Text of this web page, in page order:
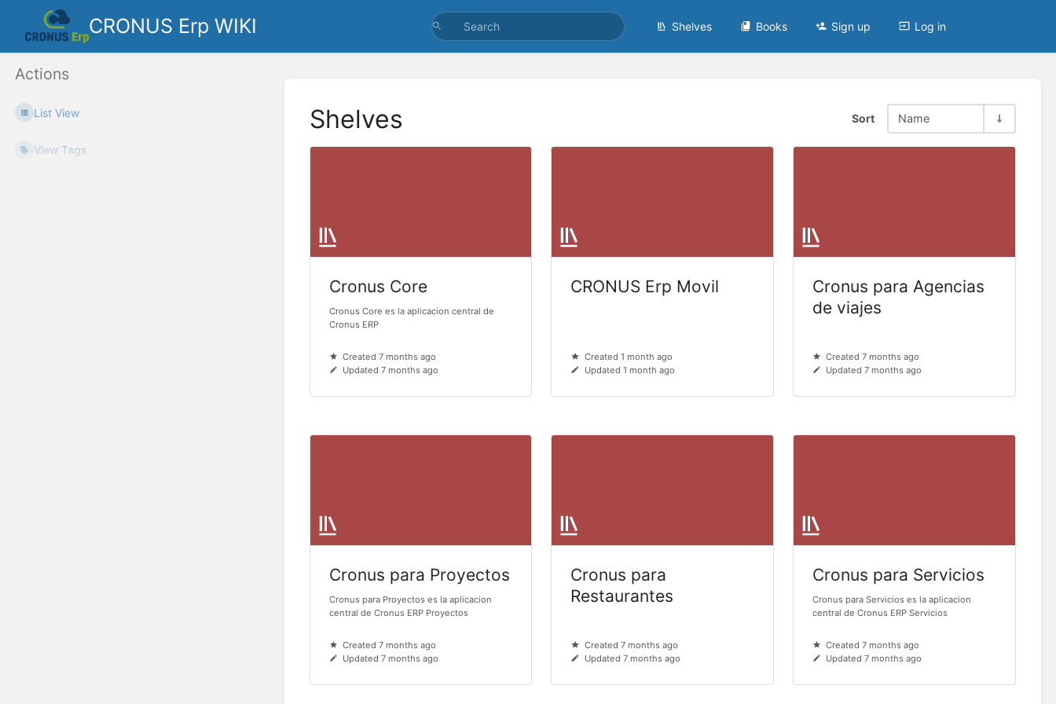
CRONUS Erp WIKI Shelves Books Sign up Log in
Actions
List View
View Tags
Shelves Sort Name
Cronus Core
Cronus Core es la aplicacion central de
Cronus ERP
Created 7 months ago
Updated 7 months ago
CRONUS Erp Movil
Created 1 month ago
Updated 1 month ago
Cronus para Agencias
de viajes
Created 7 months ago
Updated 7 months ago
Cronus para Proyectos
Cronus para Proyectos es la aplicacion
central de Cronus ERP Proyectos
Created 7 months ago
Updated 7 months ago
Cronus para
Restaurantes
Created 7 months ago
Updated 7 months ago
Cronus para Servicios
Cronus para Servicios es la aplicacion
central de Cronus ERP Servicios
Created 7 months ago
Updated 7 months ago